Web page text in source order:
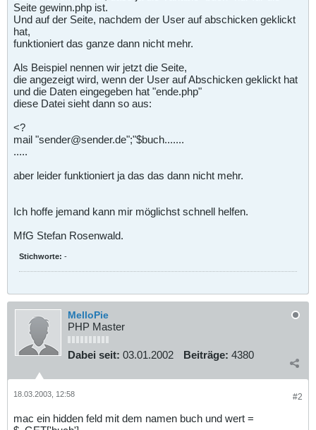
Seite gewinn.php ist.
Und auf der Seite, nachdem der User auf abschicken geklickt
hat,
funktioniert das ganze dann nicht mehr.
Als Beispiel nennen wir jetzt die Seite,
die angezeigt wird, wenn der User auf Abschicken geklickt hat
und die Daten eingegeben hat "ende.php"
diese Datei sieht dann so aus:
<?
mail "sender@sender.de";"$buch.......
.....
aber leider funktioniert ja das das dann nicht mehr.
Ich hoffe jemand kann mir möglichst schnell helfen.
MfG Stefan Rosenwald.
Stichworte: -
MelloPie
PHP Master
Dabei seit: 03.01.2002 Beiträge: 4380
#2
18.03.2003, 12:58
mac ein hidden feld mit dem namen buch und wert =